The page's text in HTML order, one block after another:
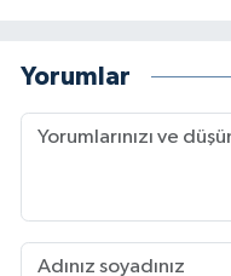
Yorumlar